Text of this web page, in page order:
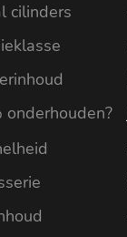
cilinders